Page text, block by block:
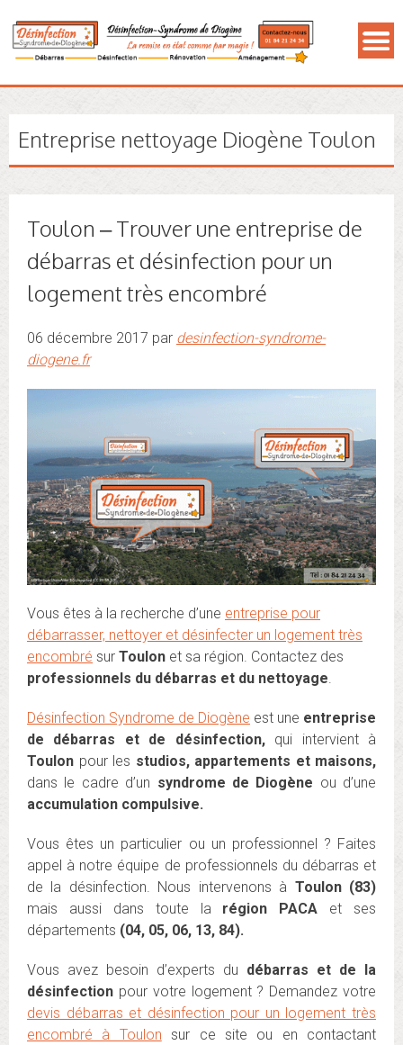
Entreprise nettoyage Diogène Toulon
Toulon – Trouver une entreprise de
débarras et désinfection pour un
logement très encombré
06 décembre 2017 par desinfection-syndrome-
diogene.fr
Vous êtes à la recherche d’une entreprise pour
débarrasser, nettoyer et désinfecter un logement très
encombré sur Toulon et sa région. Contactez des
professionnels du débarras et du nettoyage
Désinfection Syndrome de Diogène est une entreprise
de
débarras et de désinfection,qui intervient à
Toulon pour les studios, appartements et maisons,
dans le cadre d’un syndrome de Diogène ou d’une
accumulation compulsive.
Vous êtes un particulier ou un professionnel ? Faites
appel à notre équipe de professionnels du débarras et
de la désinfection. Nous intervenons à Toulon (83)
mais aussi dans toute la région PACA et ses
départements (04, 05, 06, 13, 84).
Vous avez besoin d’experts du débarras et de la
désinfection pour votre logement ? Demandez votre
devis débarras et désinfection pour un logement très
encombré à Toulon sur ce site ou en contactant